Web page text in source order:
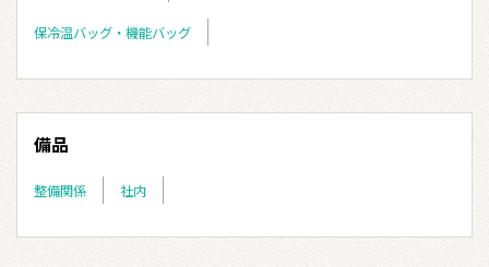
保冷温バッグ・機能バッグ
備品
整備関係 社内